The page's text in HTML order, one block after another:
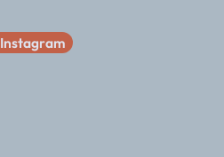
Instagram